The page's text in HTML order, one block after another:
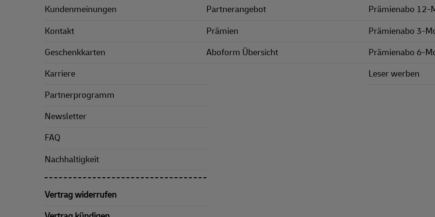
Kundenmeinungen
Kontakt
Geschenkkarten
Karriere
Partnerprogramm
Newsletter
FAQ
Nachhaltigkeit
Vertrag widerrufen
Partnerangebot
Prämien
Aboform Übersicht
Prämienabo 12-
Prämienabo 3-
Prämienabo 6-
Leser werben